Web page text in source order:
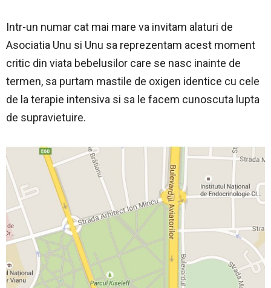
Intr-un numar cat mai mare va invitam alaturi de
Asociatia Unu si Unu sa reprezentam acest moment
critic din viata bebelusilor care se nasc inainte de
termen, sa purtam mastile de oxigen identice cu cele
de la terapie intensiva si sa le facem cunoscuta lupta
de supravietuire.